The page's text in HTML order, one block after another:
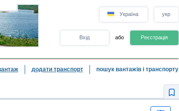
Україна укр
Вхід або Реєстрація
додати транспорт пошук вантажів і транспорту